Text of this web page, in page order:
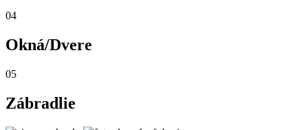
04
Okná/Dvere
05
Zábradlie